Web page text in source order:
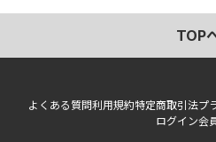
TOP
よくある質問利用規約特定商取引法プ
ログイン会